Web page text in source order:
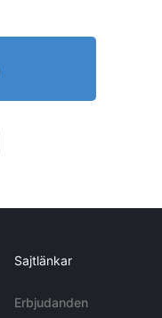
Sajtlänkar
Erbjudanden